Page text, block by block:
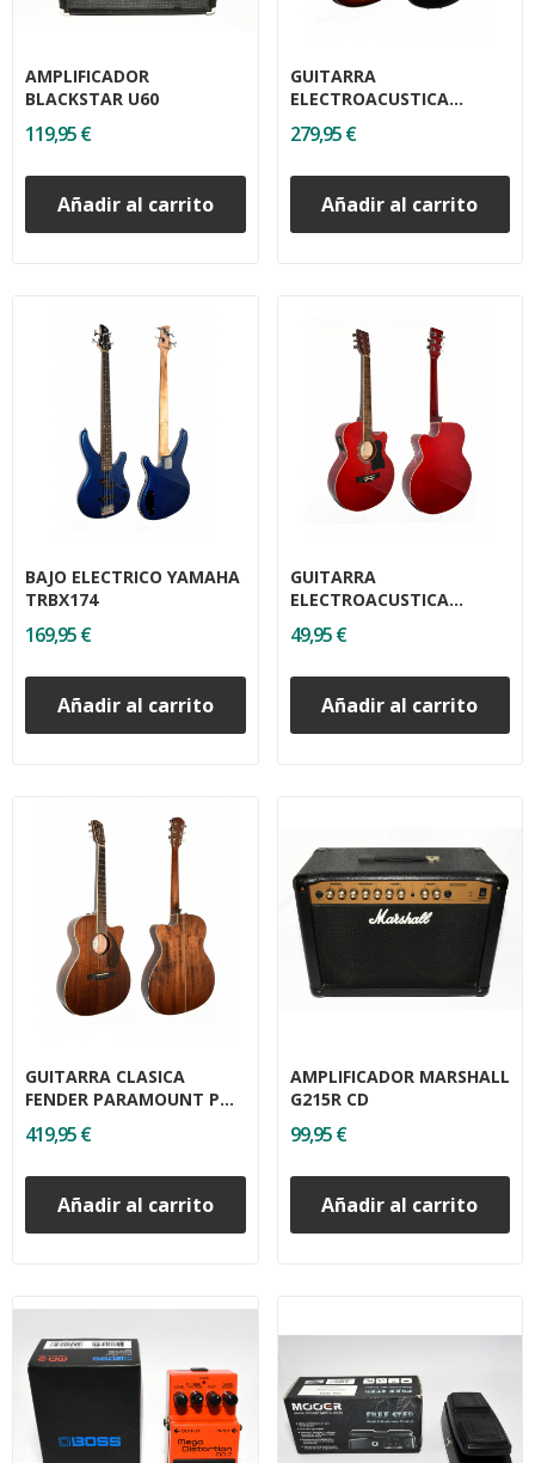
AMPLIFICADOR
BLACKSTAR U60
119,95 €
Añadir al carrito
GUITARRA
ELECTROACUSTICA
OVATION CELEBRITY
CS24X
279,95 €
Añadir al carrito
BAJO ELECTRICO YAMAHA
TRBX174
169,95 €
Añadir al carrito
GUITARRA
ELECTROACUSTICA
49,95 €
Añadir al carrito
GUITARRA CLASICA
FENDER PARAMOUNT PM-
3C
419,95 €
Añadir al carrito
AMPLIFICADOR MARSHALL
G215R CD
99,95 €
Añadir al carrito